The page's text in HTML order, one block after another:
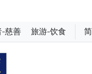
-慈善 旅游-饮食